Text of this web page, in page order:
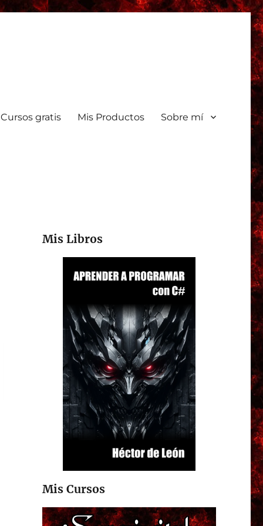
Cursos gratis Mis Productos Sobre mí
Mis Libros
Mis Cursos